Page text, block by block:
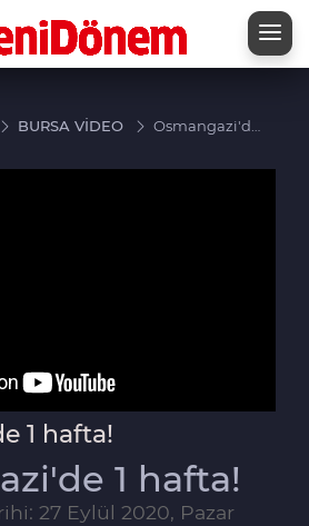
BURSA VİDEO
Osmangazi'de
1 hafta!
1 hafta!
27 Eylül 2020, Pazar